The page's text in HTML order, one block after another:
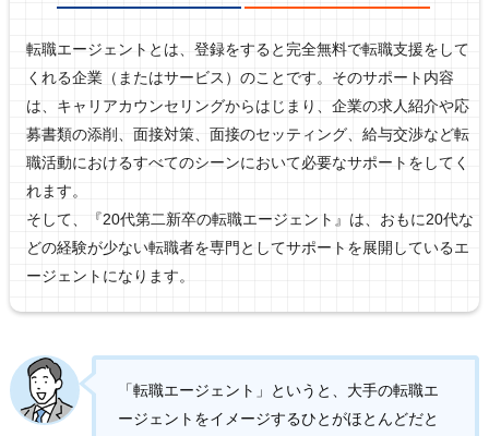
転職エージェントとは、登録をすると完全無料で転職支援をして
くれる企業（またはサービス）のことです。そのサポート内容
は、キャリアカウンセリングからはじまり、企業の求人紹介や応
募書類の添削、面接対策、面接のセッティング、給与交渉など転
職活動におけるすべてのシーンにおいて必要なサポートをしてく
れます。
そして、『20代第二新卒の転職エージェント』は、おもに20代な
どの経験が少ない転職者を専門としてサポートを展開しているエ
ージェントになります。
「転職エージェント」というと、大手の転職エ
ージェントをイメージするひとがほとんどだと